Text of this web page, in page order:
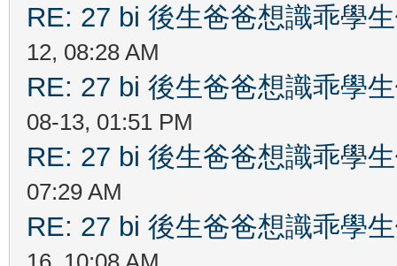
RE: 27 bi 後生爸爸想識乖學
12, 08:28 AM
RE: 27 bi 後生爸爸想識乖學
08-13, 01:51 PM
RE: 27 bi 後生爸爸想識乖學
07:29 AM
RE: 27 bi 後生爸爸想識乖學